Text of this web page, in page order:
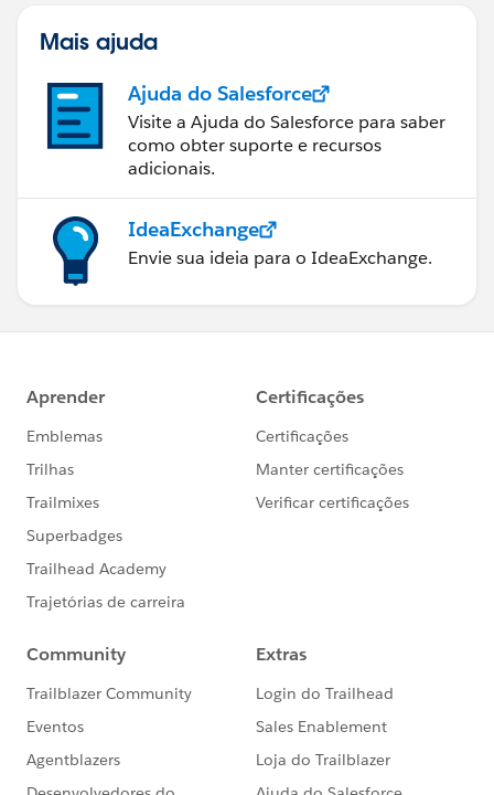
Mais ajuda
Ajuda do Salesforce
Visite a Ajuda do Salesforce para saber
como obter suporte e recursos
adicionais.
IdeaExchange
Envie sua ideia para o IdeaExchange.